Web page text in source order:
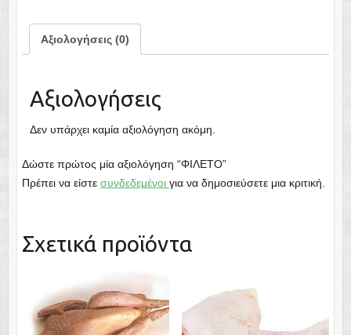
Αξιολογήσεις (0)
Αξιολογήσεις
Δεν υπάρχει καμία αξιολόγηση ακόμη.
Δώστε πρώτος μία αξιολόγηση “ΦΙΛΕΤΟ”
Πρέπει να είστε συνδεδεμένοι για να δημοσιεύσετε μια κριτική.
Σχετικά προϊόντα